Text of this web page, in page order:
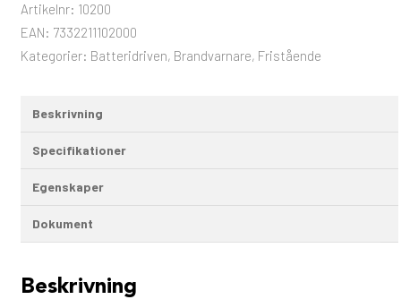
Artikelnr: 10200
EAN: 7332211102000
Kategorier: Batteridriven, Brandvarnare, Fristående
Beskrivning
Specifikationer
Egenskaper
Dokument
Beskrivning